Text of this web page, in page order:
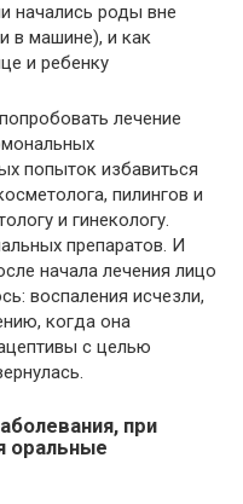
начались роды вне
в машине), и как
и ребенку
лечение
попыток избавиться
пилингов и
и гинекологу.
препаратов. И
начала лечения лицо
воспаления исчезли,
когда она
с целью
при
оральные